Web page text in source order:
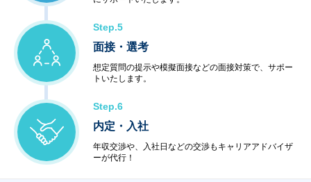
Step.5
面接・選考
想定質問の提示や模擬面接などの面接対策で、サポー
トいたします。
Step.6
内定・入社
年収交渉や、入社日などの交渉もキャリアアドバイザ
ーが代行！